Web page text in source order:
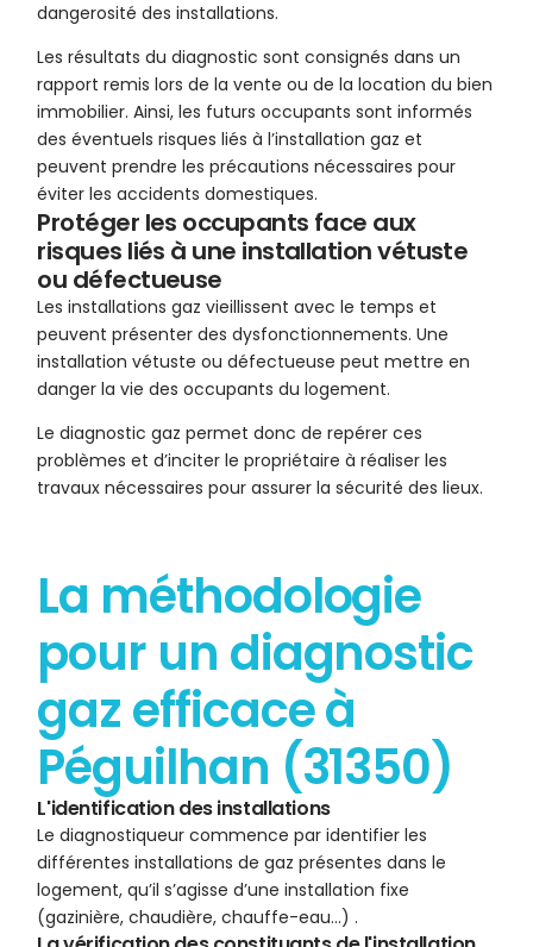
dangerosité des installations.
Les résultats du diagnostic sont consignés dans un
rapport remis lors de la vente ou de la location du bien
immobilier. Ainsi, les futurs occupants sont informés
des éventuels risques liés à l’installation gaz et
peuvent prendre les précautions nécessaires pour
éviter les accidents domestiques.
Protéger les occupants face aux
risques liés à une installation vétuste
ou défectueuse
Les installations gaz vieillissent avec le temps et
peuvent présenter des dysfonctionnements. Une
installation vétuste ou défectueuse peut mettre en
danger la vie des occupants du logement.
Le diagnostic gaz permet donc de repérer ces
problèmes et d’inciter le propriétaire à réaliser les
travaux nécessaires pour assurer la sécurité des lieux.
La méthodologie
pour un diagnostic
gaz efficace à
Péguilhan (31350)
L'identification des installations
Le diagnostiqueur commence par identifier les
différentes installations de gaz présentes dans le
logement, qu’il s’agisse d’une installation fixe
(gazinière, chaudière, chauffe-eau…) .